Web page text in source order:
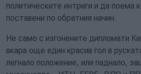
политическите интриги и да
поставени по обратния начин.
Не само с изгонените дипломати
вкара още един красив гол в
легнало положение, или паднало,